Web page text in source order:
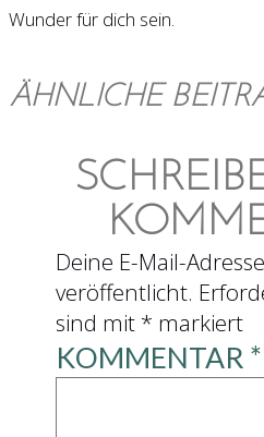
Wunder für dich sein.
ÄHNLICHE
Deine E-Mail-
veröffentlicht.
sind mit * markiert
KOMMENTAR *